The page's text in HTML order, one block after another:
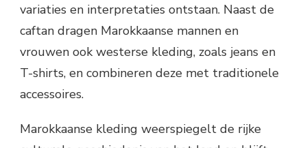
variaties en interpretaties ontstaan. Naast de
caftan dragen Marokkaanse mannen en
vrouwen ook westerse kleding, zoals jeans en
T-shirts, en combineren deze met traditionele
accessoires.
Marokkaanse kleding weerspiegelt de rijke